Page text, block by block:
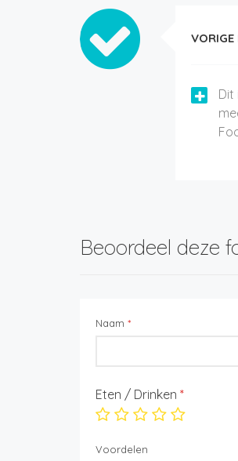
VORIGE
Beoordeel deze
Naam *
Eten / Drinken *
Voordelen